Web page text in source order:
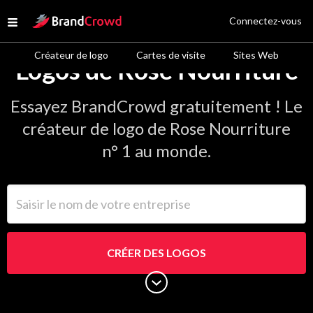
Open menu
Site Logo
Créateur de logo Cartes de visite Sites Web
Connectez-vous
Logos de Rose Nourriture
Essayez BrandCrowd gratuitement ! Le
créateur de logo de Rose Nourriture
n° 1 au monde.
CRÉER DES LOGOS